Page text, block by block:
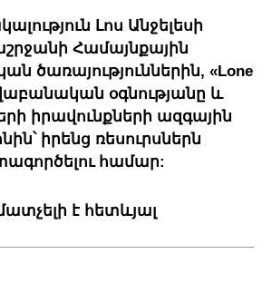
Լոս Անջելեսի
Համայնքային
ծառայություններին, «Lone
օգնությանը և
իրավունքների ազգային
իրենց ռեսուրսներն
համար:
է հետևյալ